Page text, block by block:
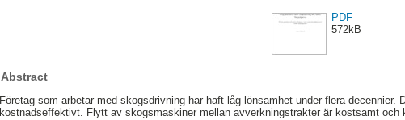
PDF
572kB
Abstract
Företag som arbetar med skogsdrivning har haft låg lönsamhet under flera decennier.
kostnadseffektivt. Flytt av skogsmaskiner mellan avverkningstrakter är kostsamt och